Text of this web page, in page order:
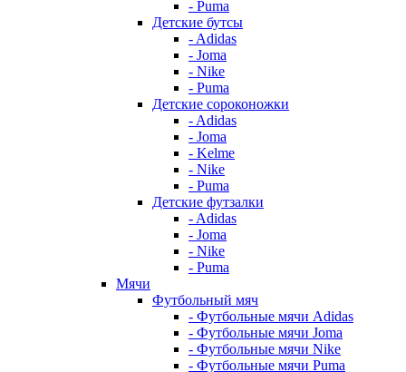
- Puma
Детские бутсы
- Adidas
- Joma
- Nike
- Puma
Детские сороконожки
- Adidas
- Joma
- Kelme
- Nike
- Puma
Детские футзалки
- Adidas
- Joma
- Nike
- Puma
Мячи
Футбольный мяч
- Футбольные мячи Adidas
- Футбольные мячи Joma
- Футбольные мячи Nike
- Футбольные мячи Puma